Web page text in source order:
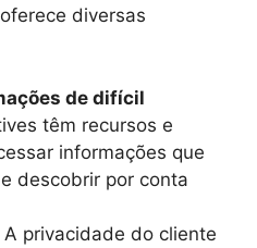
diversas
de difícil
têm recursos e
informações que
descobrir por conta
A privacidade do cliente